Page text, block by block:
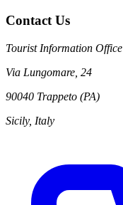
Contact Us
Tourist Information Office
Via Lungomare, 24
90040 Trappeto (PA)
Sicily, Italy